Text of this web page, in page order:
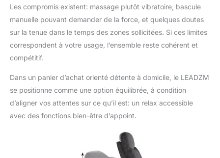
Les compromis existent: massage plutôt vibratoire, bascule
manuelle pouvant demander de la force, et quelques doutes
sur la tenue dans le temps des zones sollicitées. Si ces limites
correspondent à votre usage, l’ensemble reste cohérent et
compétitif.
Dans un panier d’achat orienté détente à domicile, le LEADZM
se positionne comme une option équilibrée, à condition
d’aligner vos attentes sur ce qu’il est: un relax accessible
avec des fonctions bien-être d’appoint.